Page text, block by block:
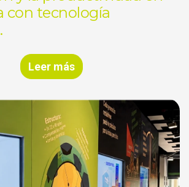
con tecnología
Leer más